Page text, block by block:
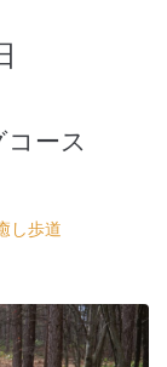
コース
し歩道